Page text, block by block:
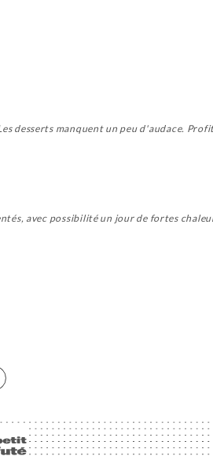
desserts manquent un peu d'audace.
avec possibilité un jour de fortes